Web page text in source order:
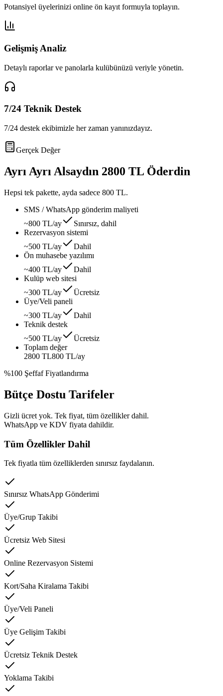
Potansiyel üyelerinizi online ön kayıt formuyla toplayın.
Gelişmiş Analiz
Detaylı raporlar ve panolarla kulübünüzü veriyle yönetin.
7/24 Teknik Destek
7/24 destek ekibimizle her zaman yanınızdayız.
Gerçek Değer
Ayrı Ayrı Alsaydın 2800 TL Öderdin
Hepsi tek pakette, ayda sadece 800 TL.
SMS / WhatsApp gönderim maliyeti
~800 TL/ay
Sınırsız, dahil
Rezervasyon sistemi
~500 TL/ay
Dahil
Ön muhasebe yazılımı
~400 TL/ay
Dahil
Kulüp web sitesi
~300 TL/ay
Ücretsiz
Üye/Veli paneli
~300 TL/ay
Dahil
Teknik destek
~500 TL/ay
Ücretsiz
Toplam değer
2800 TL800 TL/ay
%100 Şeffaf Fiyatlandırma
Bütçe Dostu Tarifeler
Gizli ücret yok. Tek fiyat, tüm özellikler dahil.
WhatsApp ve KDV fiyata dahildir.
Tüm Özellikler Dahil
Tek fiyatla tüm özelliklerden sınırsız faydalanın.
Sınırsız WhatsApp Gönderimi
Üye/Grup Takibi
Ücretsiz Web Sitesi
Online Rezervasyon Sistemi
Kort/Saha Kiralama Takibi
Üye/Veli Paneli
Üye Gelişim Takibi
Ücretsiz Teknik Destek
Yoklama Takibi